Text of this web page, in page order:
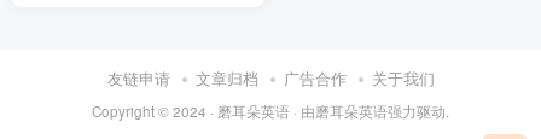
友链申请 文章归档 广告合作 关于我们
Copyright © 2024 · 磨耳朵英语 · 由磨耳朵英语强力驱动.